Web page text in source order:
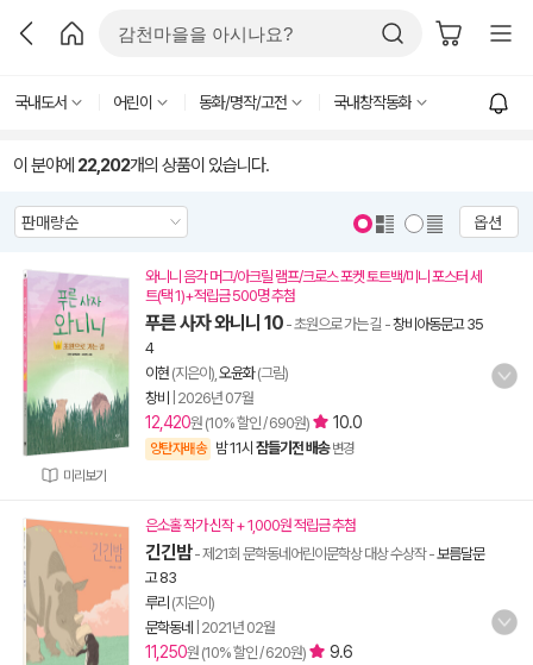
국내도서 어린이 동화/명작/고전 국내창작동화
이 분야에 22,202개의 상품이 있습니다.
옵션
미리보기
와니니 음각 머그/아크릴 램프/크로스 포켓 토트백/미니 포스터 세
트(택 1)+적립금 500명 추첨
푸른 사자 와니니 10 - 초원으로 가는 길 -창비아동문고 35
4
이현 (지은이), 오윤화(그림)
창비
2026년 07월
12,420원 (10% 할인 / 690원) 10.0
양탄자배송 밤 11시 잠들기전 배송 변경
은소홀 작가 신작 + 1,000원 적립금 추첨
긴긴밤- 제21회 문학동네어린이문학상 대상 수상작-보름달문
고 83
루리 (지은이)
문학동네
2021년 02월
11,250원 (10% 할인 / 620원) 9.6